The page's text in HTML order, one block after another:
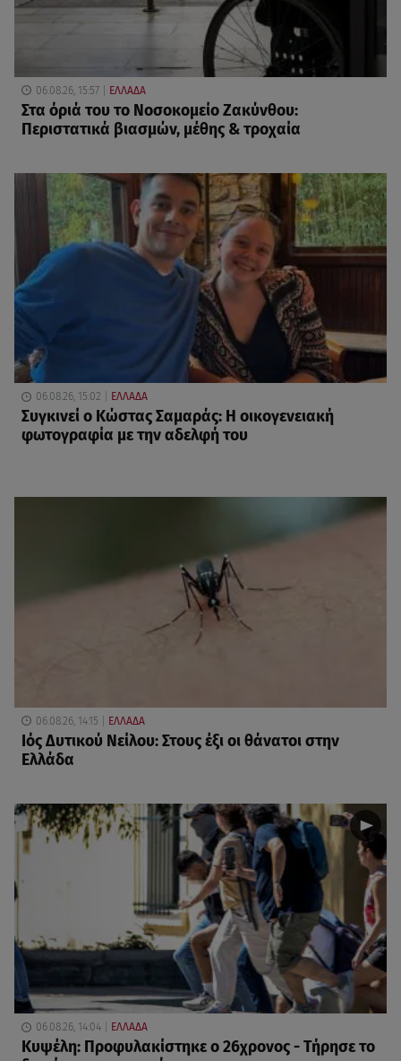
06.08.26, 15:57 ΕΛΛΑΔΑ
Στα όριά του το Νοσοκομείο Ζακύνθου:
Περιστατικά βιασμών, μέθης & τροχαία
06.08.26, 15:02 ΕΛΛΑΔΑ
Συγκινεί ο Κώστας Σαμαράς: Η οικογενειακή
φωτογραφία με την αδελφή του
06.08.26, 14:15 ΕΛΛΑΔΑ
Ιός Δυτικού Νείλου: Στους έξι οι θάνατοι στην
Ελλάδα
06.08.26, 14:04 ΕΛΛΑΔΑ
Κυψέλη: Προφυλακίστηκε ο 26χρονος - Τήρησε το